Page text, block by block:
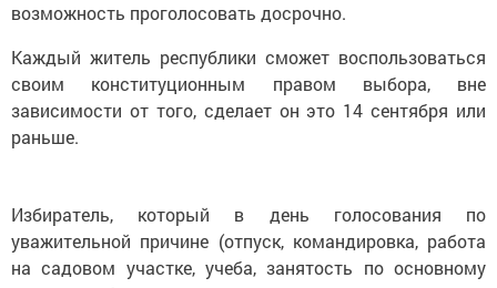
возможность проголосовать досрочно.
Каждый житель республики сможет воспользоваться
своим конституционным правом выбора, вне
зависимости от того, сделает он это 14 сентября или
раньше.
Избиратель, который в день голосования по
уважительной причине (отпуск, командировка, работа
на садовом участке, учеба, занятость по основному